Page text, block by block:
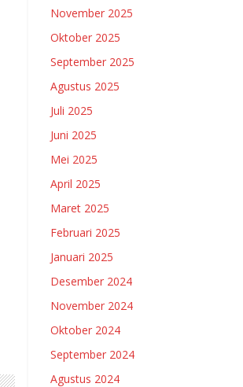
November 2025
Oktober 2025
September 2025
Agustus 2025
Juli 2025
Juni 2025
Mei 2025
April 2025
Maret 2025
Februari 2025
Januari 2025
Desember 2024
November 2024
Oktober 2024
September 2024
Agustus 2024